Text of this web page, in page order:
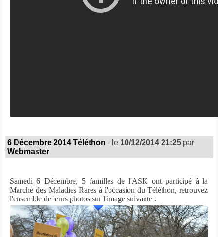
6 Décembre 2014 Téléthon - le 10/12/2014 21:25 par
Webmaster
Samedi 6 Décembre, 5 familles de l'ASK ont participé à la
Marche des Maladies Rares à l'occasion du Téléthon, retrouvez
l'ensemble de leurs photos sur l'image suivante :